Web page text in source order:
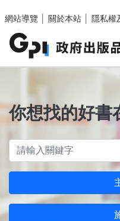
網站導覽
關於本站 隱私權
你想找的好書